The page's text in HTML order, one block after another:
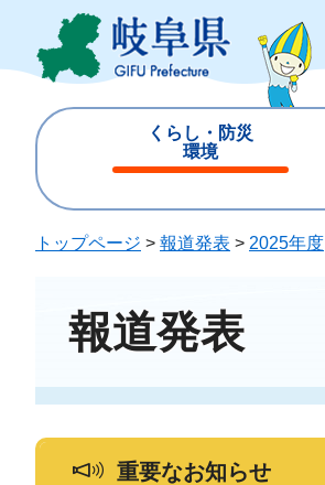
ジ
ュ
くらし・防災
環境
じ
トップページ > 報道発表 > 2025年度
報道発表
重要なお知らせ